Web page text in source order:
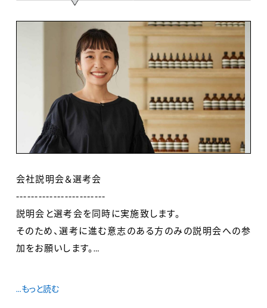
会社説明会＆選考会
------------------------
説明会と選考会を同時に実施致します。
そのため、選考に進む意志のある方のみの説明会への参
加をお願いします。
日時：4月17日、18日
...もっと読む